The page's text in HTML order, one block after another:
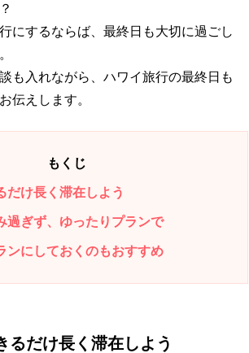
にするならば、最終日も大切に過ごし
も入れながら、ハワイ旅行の最終日も
伝えします。
もくじ
だけ長く滞在しよう
過ぎず、ゆったりプランで
ンにしておくのもおすすめ
るだけ長く滞在しよう